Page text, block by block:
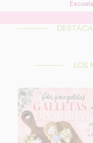
Escuela
LOS
Información adicional